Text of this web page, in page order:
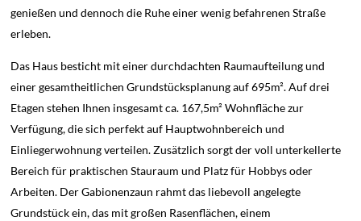
genießen und dennoch die Ruhe einer wenig befahrenen Straße
erleben.
Das Haus besticht mit einer durchdachten Raumaufteilung und
einer gesamtheitlichen Grundstücksplanung auf 695m². Auf drei
Etagen stehen Ihnen insgesamt ca. 167,5m² Wohnfläche zur
Verfügung, die sich perfekt auf Hauptwohnbereich und
Einliegerwohnung verteilen. Zusätzlich sorgt der voll unterkellerte
Bereich für praktischen Stauraum und Platz für Hobbys oder
Arbeiten. Der Gabionenzaun rahmt das liebevoll angelegte
Grundstück ein, das mit großen Rasenflächen, einem